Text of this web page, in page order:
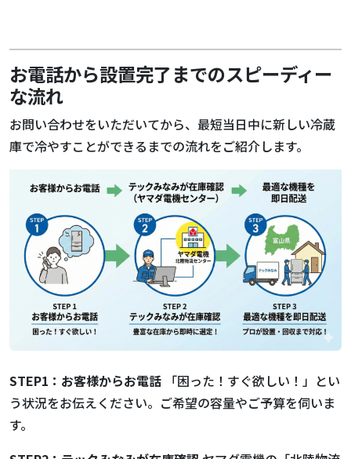
お電話から設置完了までのスピーディー
な流れ
お問い合わせをいただいてから、最短当日中に新しい冷蔵
庫で冷やすことができるまでの流れをご紹介します。
STEP1：お客様からお電話 「困った！すぐ欲しい！」とい
う状況をお伝えください。ご希望の容量やご予算を伺いま
す。